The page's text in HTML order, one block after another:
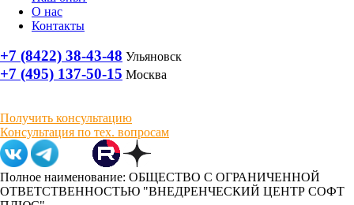
О нас
Контакты
+7 (8422) 38-43-48 Ульяновск
+7 (495) 137-50-15 Москва
Получить консультацию
Консультация по тех. вопросам
Полное наименование: ОБЩЕСТВО С ОГРАНИЧЕННОЙ
ОТВЕТСТВЕННОСТЬЮ "ВНЕДРЕНЧЕСКИЙ ЦЕНТР СОФТ